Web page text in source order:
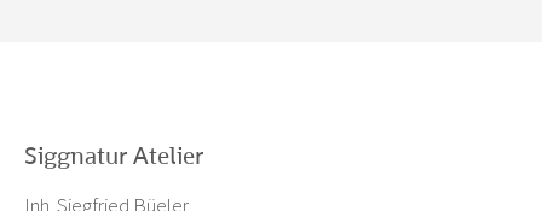
Siggnatur Atelier
Inh. Siegfried Büeler